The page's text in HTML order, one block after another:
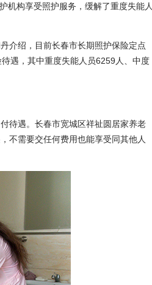
机构享受照护服务，缓解了重度失能人
介绍，目前长春市长期照护保险定点
遇，其中重度失能人员6259人、中度
待遇。长春市宽城区祥祉圆居家养老
不需要交任何费用也能享受同其他人